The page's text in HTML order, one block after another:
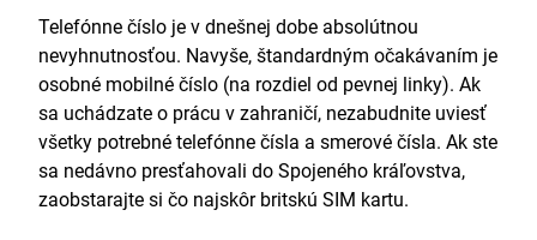
Nemčina – pokročilá
Telefónne číslo je v dnešnej dobe absolútnou
nevyhnutnosťou. Navyše, štandardným očakávaním je
osobné mobilné číslo (na rozdiel od pevnej linky). Ak
sa uchádzate o prácu v zahraničí, nezabudnite uviesť
všetky potrebné telefónne čísla a smerové čísla. Ak ste
sa nedávno presťahovali do Spojeného kráľovstva,
zaobstarajte si čo najskôr britskú SIM kartu.